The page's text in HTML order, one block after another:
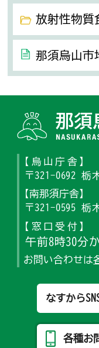
放射性物質
那須烏山市
【烏山庁舎】
〒321-0692 栃
【南那須庁舎】
〒321-0595 栃
【窓口受付】
午前8時30分
お問い合わせは
なすから
各種お